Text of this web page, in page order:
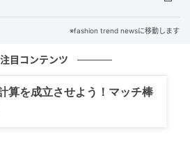
※fashion trend newsに移動します
注目コンテンツ
算を成立させよう！マッチ棒